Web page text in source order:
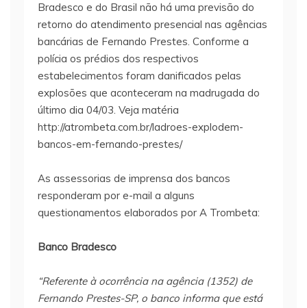
Bradesco e do Brasil não há uma previsão do
retorno do atendimento presencial nas agências
bancárias de Fernando Prestes. Conforme a
polícia os prédios dos respectivos
estabelecimentos foram danificados pelas
explosões que aconteceram na madrugada do
último dia 04/03. Veja matéria
http://atrombeta.com.br/ladroes-explodem-
bancos-em-fernando-prestes/
As assessorias de imprensa dos bancos
responderam por e-mail a alguns
questionamentos elaborados por A Trombeta:
Banco Bradesco
“Referente à ocorrência na agência (1352) de
Fernando Prestes-SP, o banco informa que está